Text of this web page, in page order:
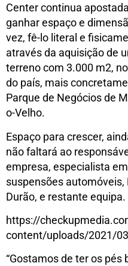
Center continua
ganhar espaço e
vez, fê-lo literal e
através da aquisição de
terreno com 3.000 m2,
do país, mais
Parque de Negócios de
o-Velho.
Espaço para crescer,
não faltará ao
empresa, especialista em
suspensões automóveis,
Durão, e restante equipa.
https://
content/uploads/2021/
“Gostamos de ter os pés